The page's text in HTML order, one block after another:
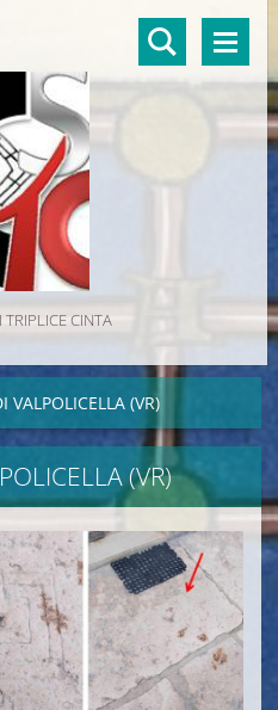
CINTA
VALPOLICELLA (VR)
(VR)